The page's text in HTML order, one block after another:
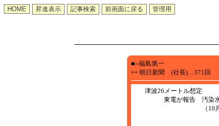
■--福島第一
++ 朝日新聞 (社長)…371回
津波26メートル想定
東電が報告 汚染水
（10月4日見